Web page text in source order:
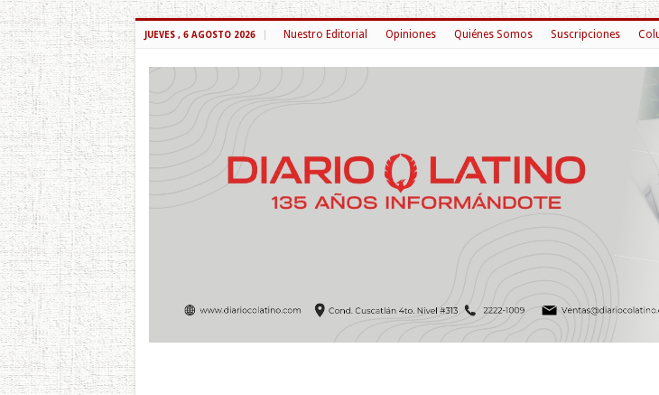
JUEVES , 6 AGOSTO 2026 Nuestro Editorial Opiniones Quiénes Somos Suscripciones